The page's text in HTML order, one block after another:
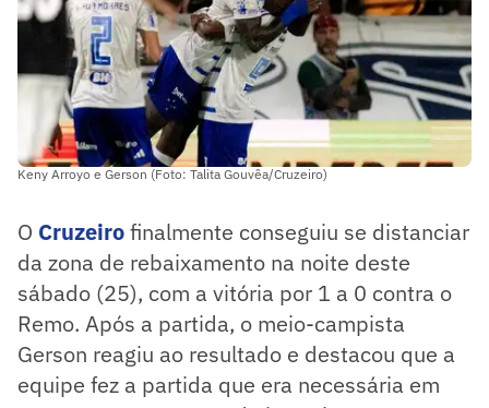
Keny Arroyo e Gerson (Foto: Talita Gouvêa/Cruzeiro)
O Cruzeirofinalmente conseguiu se distanciar
da zona de rebaixamento na noite deste
sábado (25), com a vitória por 1 a 0 contra o
Remo. Após a partida, o meio-campista
Gerson reagiu ao resultado e destacou que a
equipe fez a partida que era necessária em